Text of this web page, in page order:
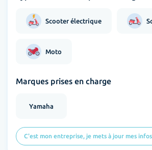
Scooter électrique
Moto
Marques prises en charge
Yamaha
C'est mon entreprise, je mets à jour mes